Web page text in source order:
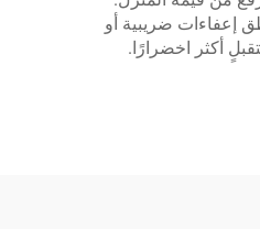
إعفاءات ضريبية أو
أكثر اخضرارًا.